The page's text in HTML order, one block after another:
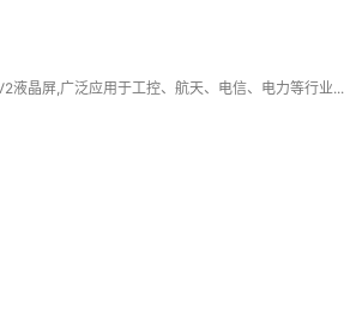
晶屏,广泛应用于工控、航天、电信、电力等行业...